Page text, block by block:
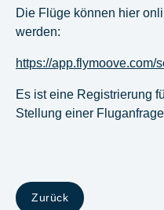
Die Flüge können hier
werden:
https://app.flymoove.com/
Es ist eine Registrierung
Stellung einer
Zurück